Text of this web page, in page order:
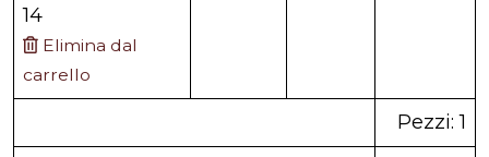
14
Elimina dal
carrello
Pezzi: 1